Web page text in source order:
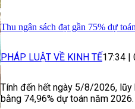
Thu ngân sách đạt gần 75% dự toán
PHÁP LUẬT VỀ KINH TẾ17:34 |
Tính đến hết ngày 5/8/2026,
bằng 74,96% dự toán năm 2026.